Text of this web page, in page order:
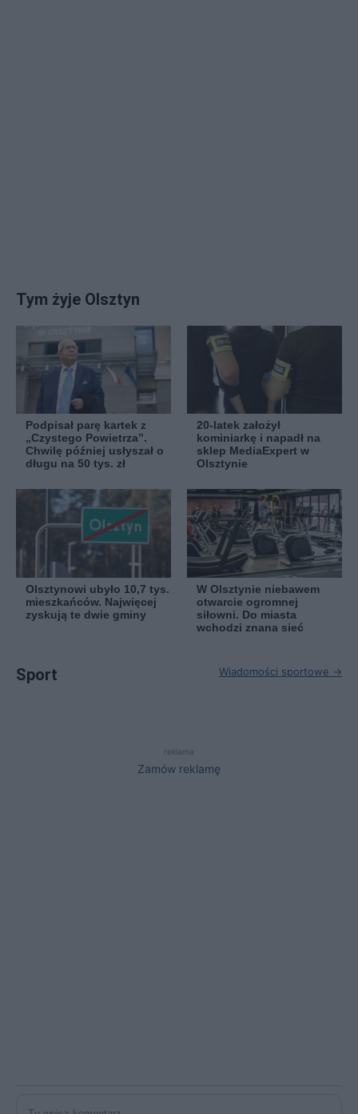
Tym żyje Olsztyn
Podpisał parę kartek z
„Czystego Powietrza”.
Chwilę później usłyszał o
długu na 50 tys. zł
20-latek założył
kominiarkę i napadł na
sklep MediaExpert w
Olsztynie
Olsztynowi ubyło 10,7 tys.
mieszkańców. Najwięcej
zyskują te dwie gminy
W Olsztynie niebawem
otwarcie ogromnej
siłowni. Do miasta
wchodzi znana sieć
Sport Wiadomości sportowe →
reklama
Zamów reklamę